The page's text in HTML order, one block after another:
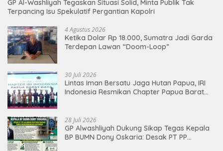
GP Al-Washliyah Tegaskan Situasi Solid, Minta Publik Tak
Terpancing Isu Spekulatif Pergantian Kapolri
4 Agustus 2026
Ketika Dolar Rp 18.000, Sumatra Jadi Garda
Terdepan Lawan “Doom-Loop”
30 Juli 2026
Lintas Iman Bersatu Jaga Hutan Papua, IRI
Indonesia Resmikan Chapter Papua Barat
28 Juli 2026
GP Alwashliyah Dukung Sikap Tegas Kepala
BP BUMN Dony Oskaria: Desak PT PP